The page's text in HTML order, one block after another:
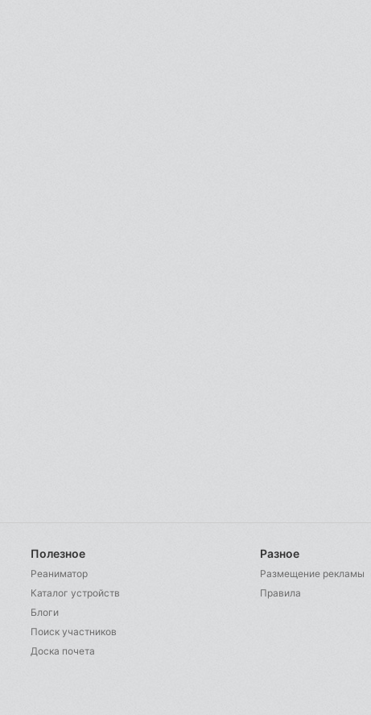
Полезное
Реаниматор
Каталог устройств
Блоги
Поиск участников
Доска почета
Разное
Размещение рекламы
Правила